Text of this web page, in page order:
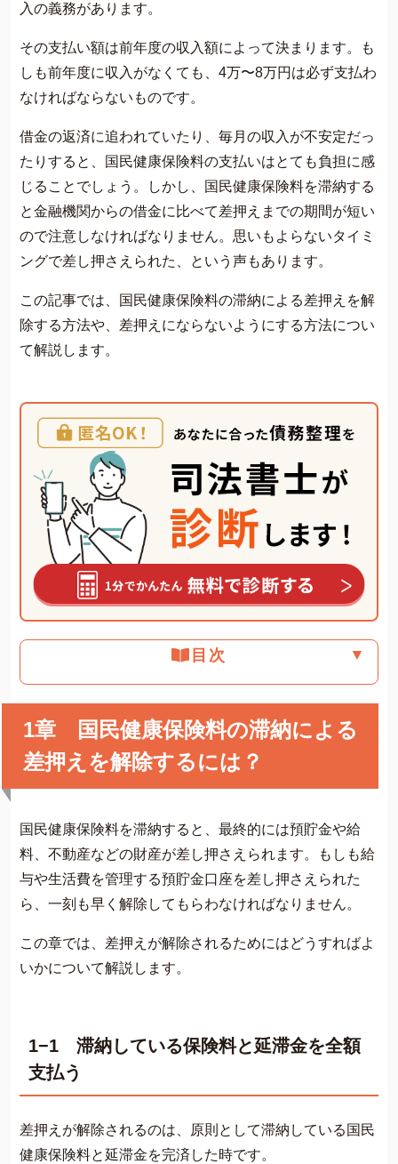
入の義務があります。
その支払い額は前年度の収入額によって決まります。も
しも前年度に収入がなくても、4万〜8万円は必ず支払わ
なければならないものです。
借金の返済に追われていたり、毎月の収入が不安定だっ
たりすると、国民健康保険料の支払いはとても負担に感
じることでしょう。しかし、国民健康保険料を滞納する
と金融機関からの借金に比べて差押えまでの期間が短い
ので注意しなければなりません。思いもよらないタイミ
ングで差し押さえられた、という声もあります。
この記事では、国民健康保険料の滞納による差押えを解
除する方法や、差押えにならないようにする方法につい
て解説します。
目次 ▼
1章 国民健康保険料の滞納による
差押えを解除するには？
国民健康保険料を滞納すると、最終的には預貯金や給
料、不動産などの財産が差し押さえられます。もしも給
与や生活費を管理する預貯金口座を差し押さえられた
ら、一刻も早く解除してもらわなければなりません。
この章では、差押えが解除されるためにはどうすればよ
いかについて解説します。
1−1 滞納している保険料と延滞金を全額
支払う
差押えが解除されるのは、原則として滞納している国民
健康保険料と延滞金を完済した時です。